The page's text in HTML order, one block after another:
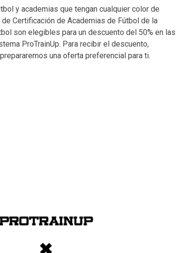
y academias que tengan cualquier color de
Certificación de Academias de Fútbol de la
son elegibles para un descuento del 50% en las
ProTrainUp. Para recibir el descuento,
una oferta preferencial para ti.